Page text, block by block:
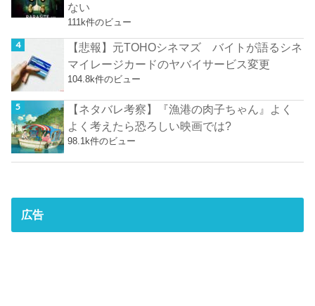
ない
111k件のビュー
【悲報】元TOHOシネマズ バイトが語るシネ
マイレージカードのヤバイサービス変更
104.8k件のビュー
【ネタバレ考察】『漁港の肉子ちゃん』よく
よく考えたら恐ろしい映画では?
98.1k件のビュー
広告